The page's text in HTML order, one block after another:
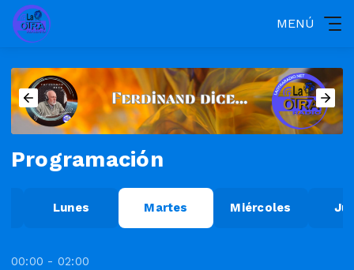
MENÚ
Programación
Lunes Martes Miércoles
00:00 - 02:00